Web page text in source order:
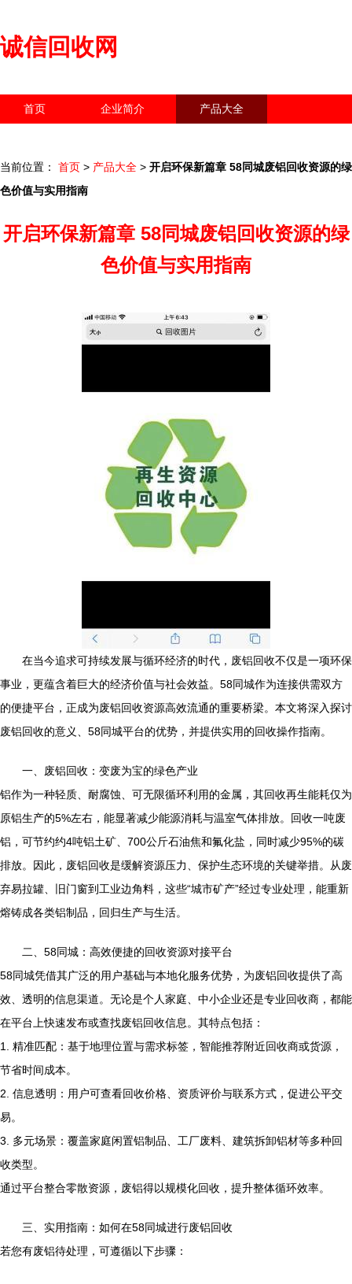
诚信回收网
首页 企业简介 产品大全
当前位置： 首页 > 产品大全 > 开启环保新篇章 58同城废铝回收资源的绿
色价值与实用指南
开启环保新篇章 58同城废铝回收资源的绿
色价值与实用指南
在当今追求可持续发展与循环经济的时代，废铝回收不仅是一项环保
事业，更蕴含着巨大的经济价值与社会效益。58同城作为连接供需双方
的便捷平台，正成为废铝回收资源高效流通的重要桥梁。本文将深入探讨
废铝回收的意义、58同城平台的优势，并提供实用的回收操作指南。
一、废铝回收：变废为宝的绿色产业
铝作为一种轻质、耐腐蚀、可无限循环利用的金属，其回收再生能耗仅为
原铝生产的5%左右，能显著减少能源消耗与温室气体排放。回收一吨废
铝，可节约约4吨铝土矿、700公斤石油焦和氟化盐，同时减少95%的碳
排放。因此，废铝回收是缓解资源压力、保护生态环境的关键举措。从废
弃易拉罐、旧门窗到工业边角料，这些“城市矿产”经过专业处理，能重新
熔铸成各类铝制品，回归生产与生活。
二、58同城：高效便捷的回收资源对接平台
58同城凭借其广泛的用户基础与本地化服务优势，为废铝回收提供了高
效、透明的信息渠道。无论是个人家庭、中小企业还是专业回收商，都能
在平台上快速发布或查找废铝回收信息。其特点包括：
1. 精准匹配：基于地理位置与需求标签，智能推荐附近回收商或货源，
节省时间成本。
2. 信息透明：用户可查看回收价格、资质评价与联系方式，促进公平交
易。
3. 多元场景：覆盖家庭闲置铝制品、工厂废料、建筑拆卸铝材等多种回
收类型。
通过平台整合零散资源，废铝得以规模化回收，提升整体循环效率。
三、实用指南：如何在58同城进行废铝回收
若您有废铝待处理，可遵循以下步骤：